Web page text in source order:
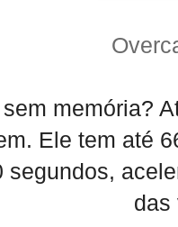
memória?
Ele tem até
segundos,
das